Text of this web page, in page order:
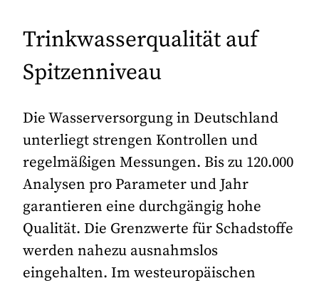
Trinkwasserqualität auf
Spitzenniveau
Die Wasserversorgung in Deutschland
unterliegt strengen Kontrollen und
regelmäßigen Messungen. Bis zu 120.000
Analysen pro Parameter und Jahr
garantieren eine durchgängig hohe
Qualität. Die Grenzwerte für Schadstoffe
werden nahezu ausnahmslos
eingehalten. Im westeuropäischen